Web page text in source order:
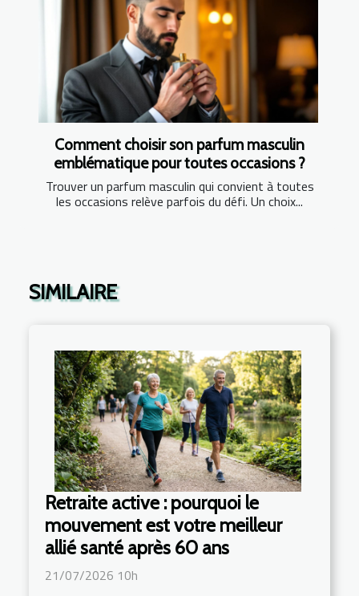
Comment choisir son parfum masculin
emblématique pour toutes occasions ?
Trouver un parfum masculin qui convient à toutes
les occasions relève parfois du défi. Un choix...
SIMILAIRE
Retraite active : pourquoi le
mouvement est votre meilleur
allié santé après 60 ans
21/07/2026 10h